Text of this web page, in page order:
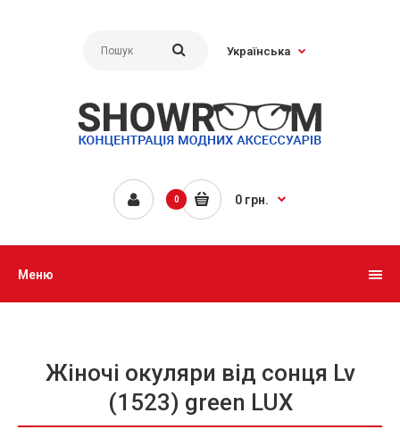
Українська
0 0 грн.
Меню
Жіночі окуляри від сонця Lv
(1523) green LUX